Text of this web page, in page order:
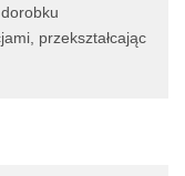
przekształcając